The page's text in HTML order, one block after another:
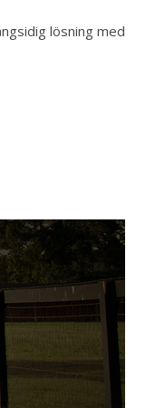
lösning med